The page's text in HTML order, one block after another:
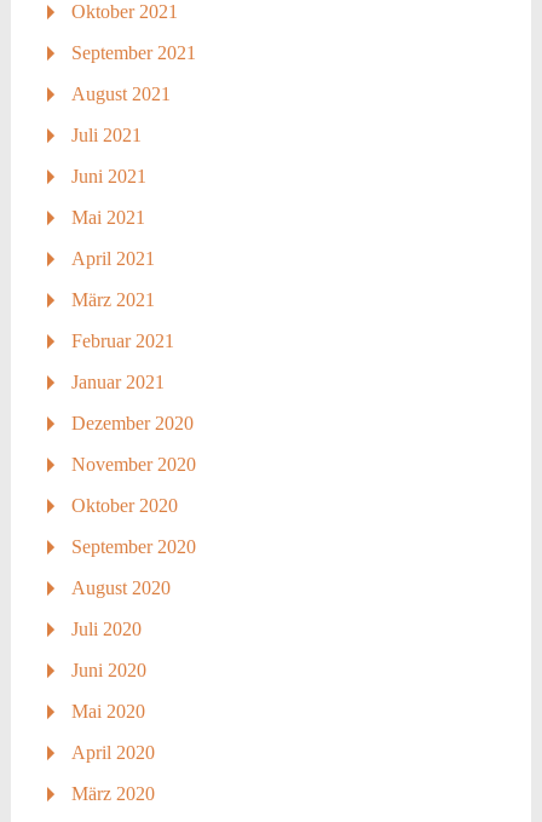
Oktober 2021
September 2021
August 2021
Juli 2021
Juni 2021
Mai 2021
April 2021
März 2021
Februar 2021
Januar 2021
Dezember 2020
November 2020
Oktober 2020
September 2020
August 2020
Juli 2020
Juni 2020
Mai 2020
April 2020
März 2020